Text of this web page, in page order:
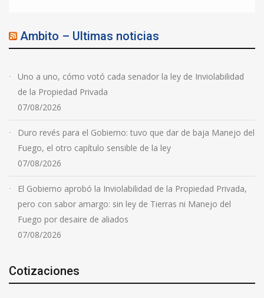
Ambito – Ultimas noticias
Uno a uno, cómo votó cada senador la ley de Inviolabilidad
de la Propiedad Privada
07/08/2026
Duro revés para el Gobierno: tuvo que dar de baja Manejo del
Fuego, el otro capítulo sensible de la ley
07/08/2026
El Gobierno aprobó la Inviolabilidad de la Propiedad Privada,
pero con sabor amargo: sin ley de Tierras ni Manejo del
Fuego por desaire de aliados
07/08/2026
Cotizaciones